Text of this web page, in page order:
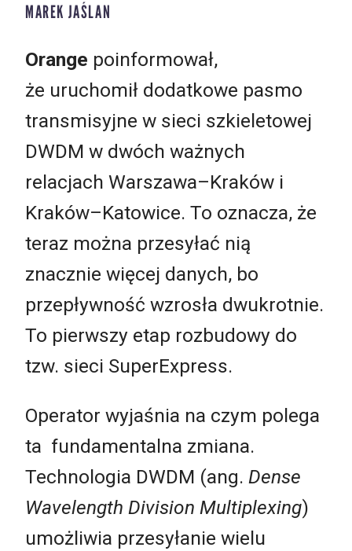
MAREK JAŚLAN
Orange poinformował,
że uruchomił dodatkowe pasmo
transmisyjne w sieci szkieletowej
DWDM w dwóch ważnych
relacjach Warszawa–Kraków i
Kraków–Katowice. To oznacza, że
teraz można przesyłać nią
znacznie więcej danych, bo
przepływność wzrosła dwukrotnie.
To pierwszy etap rozbudowy do
tzw. sieci SuperExpress.
Operator wyjaśnia na czym polega
ta fundamentalna zmiana.
Technologia DWDM (ang. Dense
Wavelength Division Multiplexing)
umożliwia przesyłanie wielu